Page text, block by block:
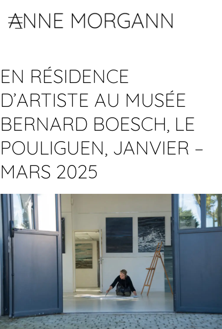
EN RÉSIDENCE
D’ARTISTE AU MUSÉE
BERNARD BOESCH, LE
POULIGUEN, JANVIER –
MARS 2025